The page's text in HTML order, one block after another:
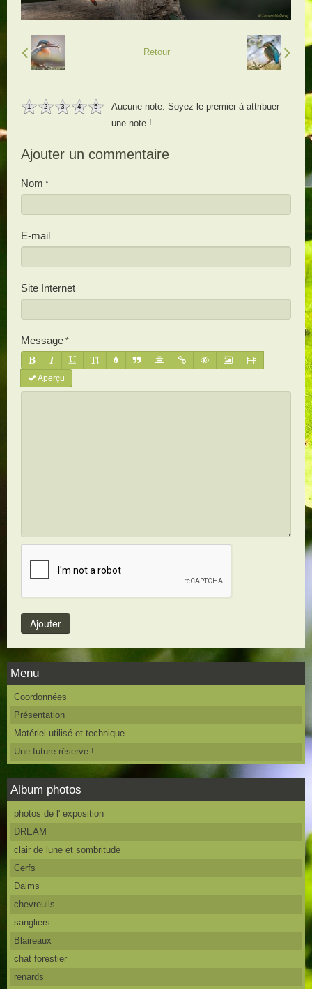
Retour
1 2 3 4 5
Aucune note. Soyez le premier à attribuer
une note !
Ajouter un commentaire
Nom
E-mail
Site Internet
Message
Aperçu
Menu
Coordonnées
Présentation
Matériel utilisé et technique
Une future réserve !
Album photos
photos de l' exposition
DREAM
clair de lune et sombritude
Cerfs
Daims
chevreuils
sangliers
Blaireaux
chat forestier
renards